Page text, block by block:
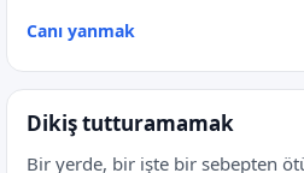
Canı yanmak
Dikiş tutturamamak
Bir yerde, bir işte bir sebepten